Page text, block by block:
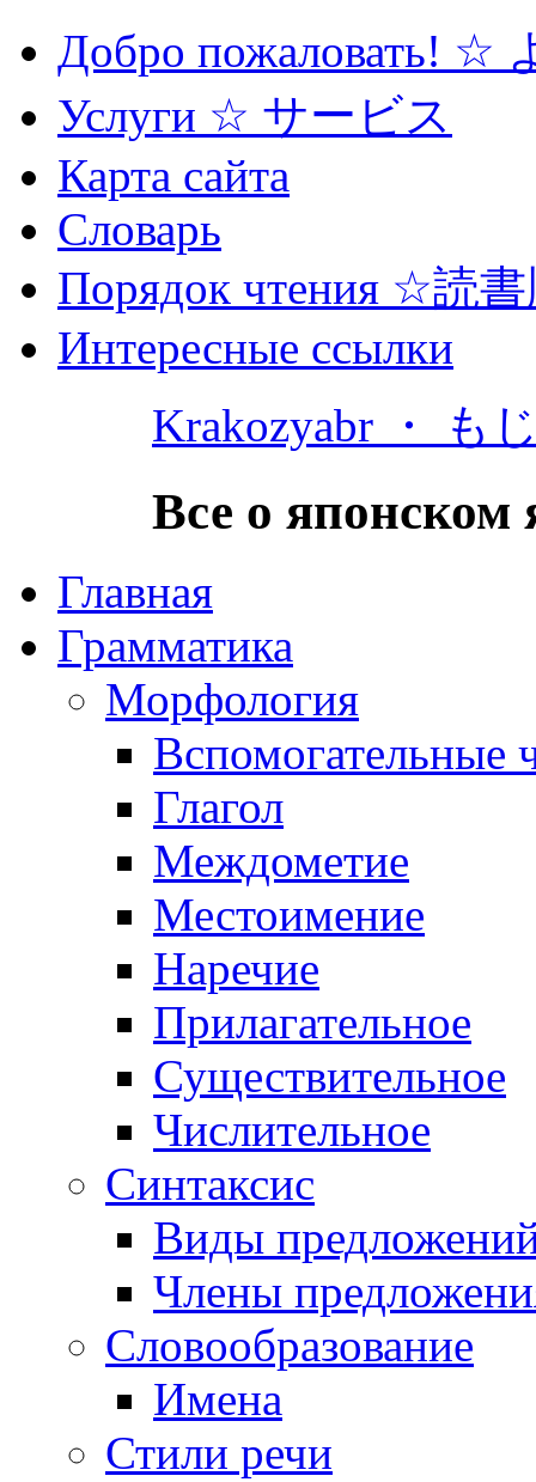
Добро пожаловать! ☆
Услуги ☆ サービス
Карта сайта
Словарь
Порядок чтения ☆読
Интересные ссылки
Krakozyabr ・ も
Все о японском
Главная
Грамматика
Морфология
Вспомогательные
Глагол
Междометие
Местоимение
Наречие
Прилагательное
Существительное
Числительное
Синтаксис
Виды
Члены
Словообразование
Имена
Стили речи